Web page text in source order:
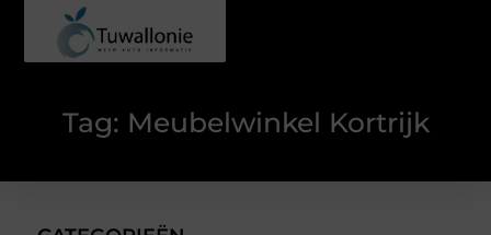
Tag: Meubelwinkel Kortrijk